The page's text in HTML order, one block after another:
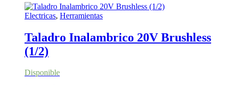
Electricas, Herramientas
Taladro Inalambrico 20V Brushless
(1/2)
Disponible